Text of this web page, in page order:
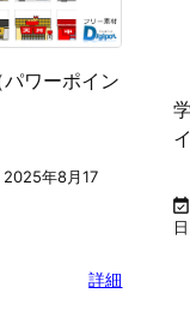
ワーポイン
2025年8月17
詳細

日